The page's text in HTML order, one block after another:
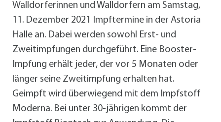
Walldorferinnen und Walldorfern am Samstag,
11. Dezember 2021 Impftermine in der Astoria
Halle an. Dabei werden sowohl Erst- und
Zweitimpfungen durchgeführt. Eine Booster-
Impfung erhält jeder, der vor 5 Monaten oder
länger seine Zweitimpfung erhalten hat.
Geimpft wird überwiegend mit dem Impfstoff
Moderna. Bei unter 30-jährigen kommt der